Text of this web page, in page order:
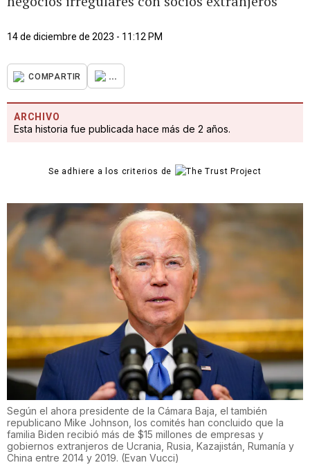
14 de diciembre de 2023 - 11:12 PM
COMPARTIR ...
ARCHIVO
Esta historia fue publicada hace más de 2 años.
Se adhiere a los criterios de
Según el ahora presidente de la Cámara Baja, el también
republicano Mike Johnson, los comités han concluido que la
familia Biden recibió más de $15 millones de empresas y
gobiernos extranjeros de Ucrania, Rusia, Kazajistán, Rumanía y
China entre 2014 y 2019. (Evan Vucci)